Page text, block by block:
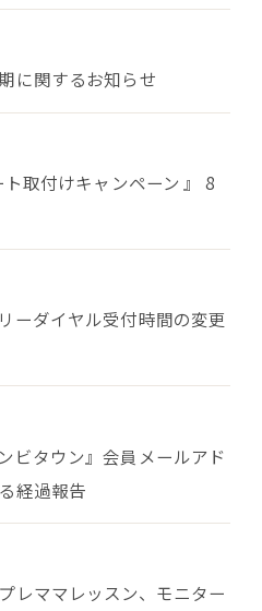
に関するお知らせ
取付けキャンペーン 』 8
ダイヤル受付時間の変更
ビタウン』会員メールアド
経過報告
レママレッスン、モニター